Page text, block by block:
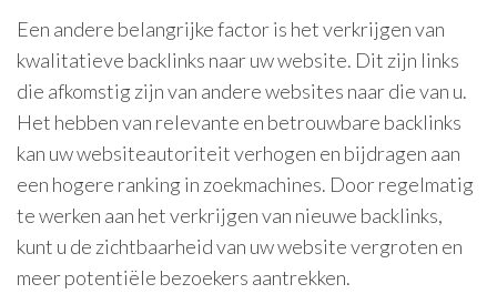
Een andere belangrijke factor is het verkrijgen van
kwalitatieve backlinks naar uw website. Dit zijn links
die afkomstig zijn van andere websites naar die van u.
Het hebben van relevante en betrouwbare backlinks
kan uw websiteautoriteit verhogen en bijdragen aan
een hogere ranking in zoekmachines. Door regelmatig
te werken aan het verkrijgen van nieuwe backlinks,
kunt u de zichtbaarheid van uw website vergroten en
meer potentiële bezoekers aantrekken.